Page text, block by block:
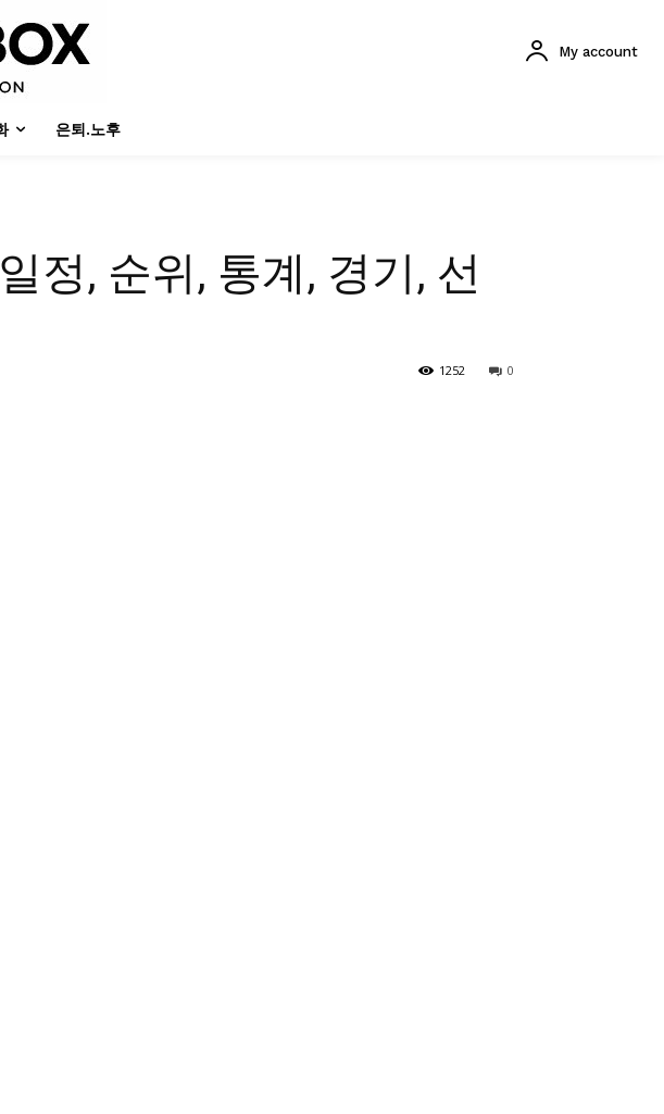
My account
은퇴.노후
정, 순위, 통계, 경기, 선
0
1252